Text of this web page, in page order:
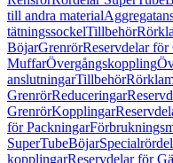
till andra material
tätningssockelTillbehör
BöjarGrenrörReservdelar för
MuffarÖvergångskoppling
anslutningarTillbehör
GrenrörReduceringar
GrenrörKopplingar
för Packningar
SuperTubeBöjar
kopplingarReservdelar för